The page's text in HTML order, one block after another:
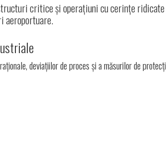
critice și operațiuni cu cerințe ridicate
aeroportuare.
deviațiilor de proces și a măsurilor de